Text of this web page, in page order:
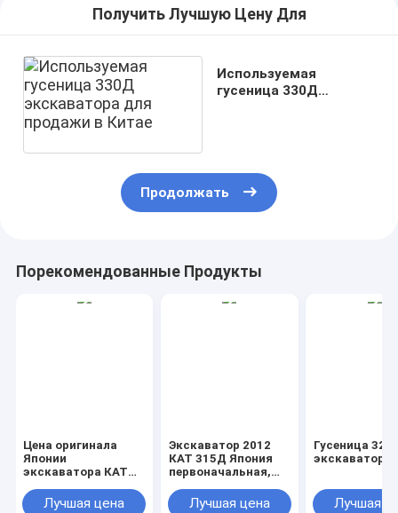
Получить Лучшую Цену Для
Используемая
гусеница 330Д
Продолжать
Порекомендованные Продукты
Цена оригинала
Японии
экскаватора КАТ
дешево
Лучшая цена
Экскаватор 2012
КАТ 315Д Япония
первоначальная,
экскаватор
Лучшая цена
Гусеница
экскаватора
Лучшая